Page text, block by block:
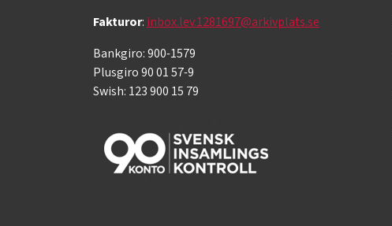
Fakturor: inbox.lev.1281697@arkivplats.se
Bankgiro: 900-1579
Plusgiro 90 01 57-9
Swish: 123 900 15 79